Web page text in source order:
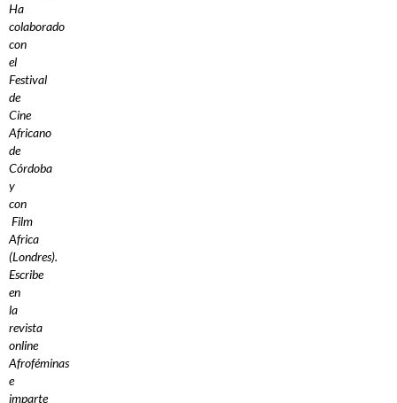
Ha
colaborado
con
el
Festival
de
Cine
Africano
de
Córdoba
y
con
Film
Africa
(Londres).
Escribe
en
la
revista
online
Afroféminas
e
imparte